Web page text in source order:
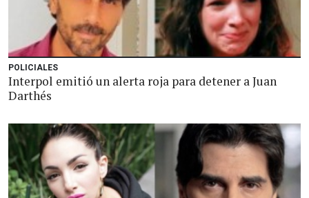
POLICIALES
Interpol emitió un alerta roja para detener a Juan
Darthés